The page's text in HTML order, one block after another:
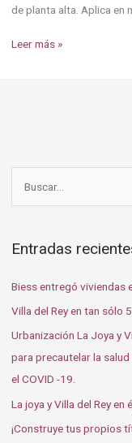
de planta alta. Aplica en
Leer más »
c
o
r
Entradas
Biess entregó viviendas
Villa del Rey en tan sólo
Urbanización La Joya y
para precautelar la
el COVID -19.
La joya y Villa del Rey
¡Construye tus propios